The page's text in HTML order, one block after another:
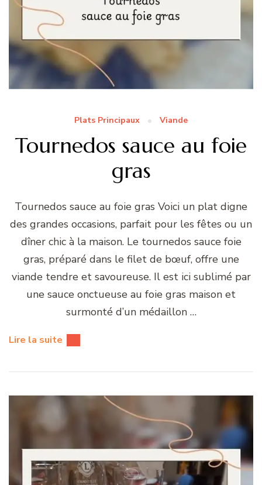
Plats Principaux Viande
Tournedos sauce au foie
gras
Tournedos sauce au foie gras Voici un plat digne
des grandes occasions, parfait pour les fêtes ou un
dîner chic à la maison. Le tournedos sauce foie
gras, préparé dans le filet de bœuf, offre une
viande tendre et savoureuse. Il est ici sublimé par
une sauce onctueuse au foie gras maison et
surmonté d’un médaillon …
Lire la suite